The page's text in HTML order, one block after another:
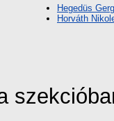
Hegedüs
Horváth